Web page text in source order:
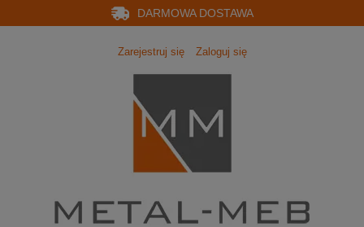
DARMOWA DOSTAWA
Zarejestruj się Zaloguj się